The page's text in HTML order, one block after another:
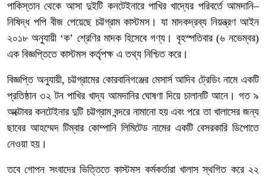
পাকিস্তান থেকে আসা দুইটি কনটেইনারে পাখির খাদ্যের পরিবর্তে আমদানি–
নিষিদ্ধ পপি বীজ পেয়েছে চট্টগ্রাম কাস্টমস। যা মাদকদ্রব্য নিয়ন্ত্রণ আইন
২০১৮ অনুযায়ী ‘ক’ শ্রেণির মাদক হিসেবে গণ্য। বৃহস্পতিবার (৬ নভেম্বর)
এক বিজ্ঞপ্তিতে কাস্টমস কর্তৃপক্ষ এ তথ্য নিশ্চিত করে।
বিজ্ঞপ্তি অনুযায়ী, চট্টগ্রামের কোরবানিগঞ্জের মেসার্স আদিব ট্রেডিং নামে একটি
প্রতিষ্ঠান ৩২ টন পাখির খাদ্য আমদানির ঘোষণা দিয়ে চালানটি আনে। গত ৯
অক্টোবর কনটেইনার দুটি চট্টগ্রাম বন্দরে নামানো হয় এবং পরে তা খালাসের জন্য
ছাবের আহম্মেদ টিম্বার কোম্পানি লিমিটেড নামের একটি বেসরকারি ডিপোতে
নেওয়া হয়।
তবে গোপন সংবাদের ভিত্তিতে কাস্টমস কর্মকর্তারা খালাস স্থগিত করে ২২